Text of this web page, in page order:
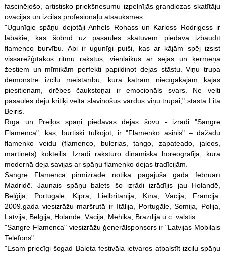
fascinējošo, artistisko priekšnesumu izpelnījās grandiozas skatītāju
ovācijas un izcilas profesionāļu atsauksmes.
"Ugunīgie spāņu dejotāji Anhels Rohass un Karloss Rodrigess ir
labākie, kas šobrīd uz pasaules skatuvēm piedāvā izbaudīt
flamenco burvību. Abi ir ugunīgi puiši, kas ar kājām spēj izsist
vissarežģītākos ritmu rakstus, vienlaikus ar sejas un ķermeņa
žestiem un mīmikām perfekti papildinot dejas stāstu. Viņu trupa
demonstrē izcilu meistarību, kurā katram niecīgākajam kājas
piesitienam, drēbes čaukstoņai ir emocionāls svars. Ne velti
pasaules deju kritiķi velta slavinošus vārdus viņu trupai," stāsta Lita
Beiris.
Rīgā un Preiļos spāņi piedāvās dejas šovu - izrādi "Sangre
Flamenca", kas, burtiski tulkojot, ir "Flamenko asinis" – dažādu
flamenko veidu (flamenco, bulerias, tango, zapateado, jaleos,
martinets) kokteilis. Izrādi raksturo dinamiska horeogrāfija, kurā
modernā deja savijas ar spāņu flamenko dejas tradīcijām.
Sangre Flamenca pirmizrāde notika pagājušā gada februārī
Madridē. Jaunais spāņu balets šo izrādi izrādījis jau Holandē,
Beļģijā, Portugālē, Kiprā, Lielbritānijā, Ķīnā, Vācijā, Francijā.
2009.gada viesizrāžu maršrutā ir Itālija, Portugāle, Somija, Polija,
Latvija, Belģija, Holande, Vācija, Mehika, Brazīlija u.c. valstis.
"Sangre Flamenca" viesizrāžu ģenerālsponsors ir "Latvijas Mobilais
Telefons".
"Esam priecīgi šogad Baleta festivāla ietvaros atbalstīt izcilu spāņu